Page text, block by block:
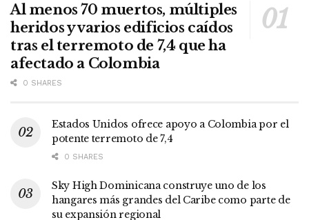
Al menos 70 muertos, múltiples
heridos y varios edificios caídos
tras el terremoto de 7,4 que ha
afectado a Colombia
0 SHARES
Estados Unidos ofrece apoyo a Colombia por el
potente terremoto de 7,4
0 SHARES
Sky High Dominicana construye uno de los
hangares más grandes del Caribe como parte de
su expansión regional